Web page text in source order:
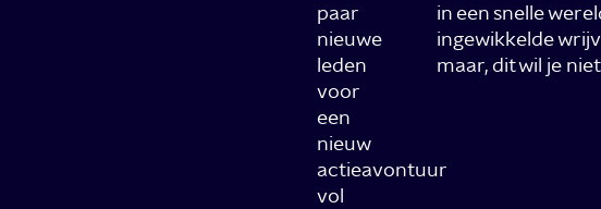
paar
nieuwe
leden
voor
een
nieuw
actieavontuur
vol
in een snelle
ingewikkelde
maar, dit wil je niet